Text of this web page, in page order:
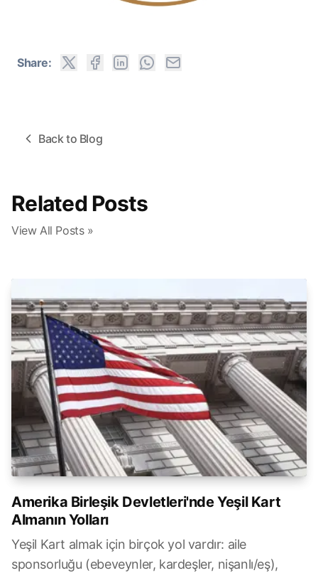
Share:
Back to Blog
Related Posts
View All Posts »
Amerika Birleşik Devletleri'nde Yeşil Kart
Almanın Yolları
Yeşil Kart almak için birçok yol vardır: aile
sponsorluğu (ebeveynler, kardeşler, nişanlı/eş),